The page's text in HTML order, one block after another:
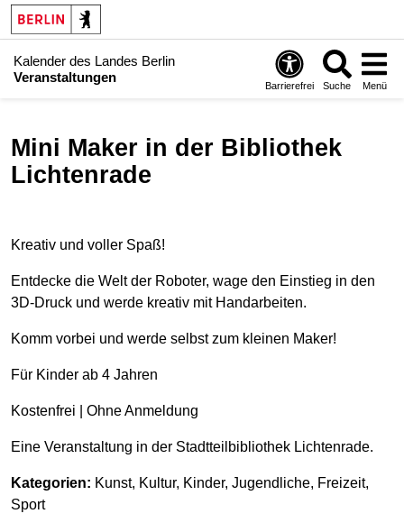
Kalender des Landes Berlin
Veranstaltungen
Barrierefrei Suche Menü
Mini Maker in der Bibliothek
Lichtenrade
Kreativ und voller Spaß!
Entdecke die Welt der Roboter, wage den Einstieg in den
3D-Druck und werde kreativ mit Handarbeiten.
Komm vorbei und werde selbst zum kleinen Maker!
Für Kinder ab 4 Jahren
Kostenfrei | Ohne Anmeldung
Eine Veranstaltung in der Stadtteilbibliothek Lichtenrade.
Kategorien: Kunst, Kultur, Kinder, Jugendliche, Freizeit,
Sport